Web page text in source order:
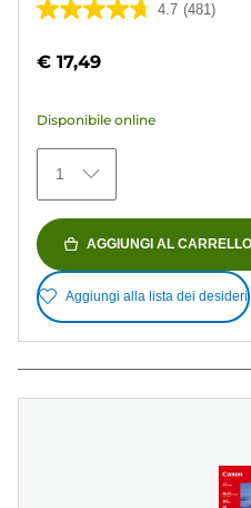
4.7 (481)
4.7
5
481
recensioni
€ 17,49
Disponibile online
1
AGGIUNGI AL CARRELLO
Aggiungi alla lista dei desideri